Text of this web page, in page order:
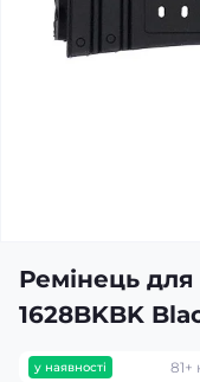
Ремінець
1628BKBK
у наявності 81+